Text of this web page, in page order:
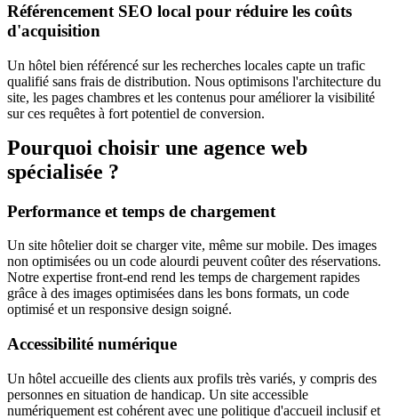
Référencement SEO local pour réduire les coûts
d'acquisition
Un hôtel bien référencé sur les recherches locales capte un trafic
qualifié sans frais de distribution. Nous optimisons l'architecture du
site, les pages chambres et les contenus pour améliorer la visibilité
sur ces requêtes à fort potentiel de conversion.
Pourquoi choisir une agence web
spécialisée ?
Performance et temps de chargement
Un site hôtelier doit se charger vite, même sur mobile. Des images
non optimisées ou un code alourdi peuvent coûter des réservations.
Notre expertise front-end rend les temps de chargement rapides
grâce à des images optimisées dans les bons formats, un code
optimisé et un responsive design soigné.
Accessibilité numérique
Un hôtel accueille des clients aux profils très variés, y compris des
personnes en situation de handicap. Un site accessible
numériquement est cohérent avec une politique d'accueil inclusif et